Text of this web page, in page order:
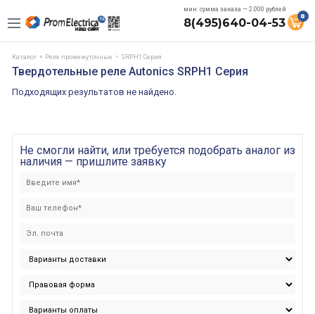
мин. сумма заказа — 2.000 рублей
8(495)640-04-53 0
Каталог Реле промежуточные SRPH1 Серия
Твердотельные реле Autonics SRPH1 Серия
Подходящих результатов не найдено.
Не смогли найти, или требуется подобрать аналог из
наличия — пришлите заявку